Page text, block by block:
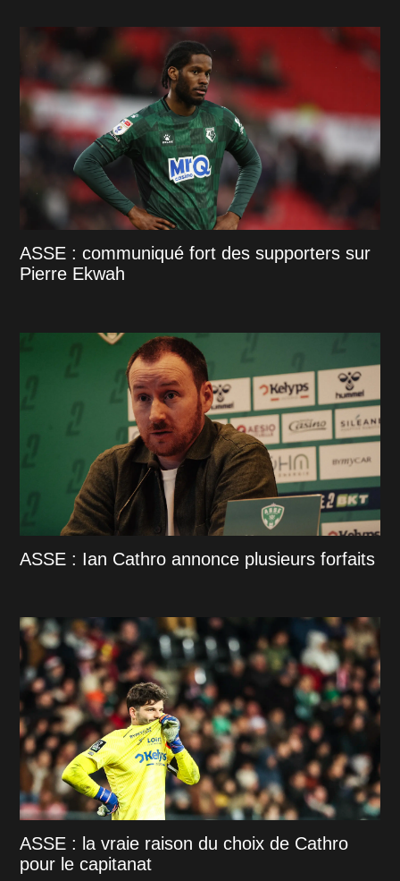
ASSE : communiqué fort des supporters sur
Pierre Ekwah
ASSE : Ian Cathro annonce plusieurs forfaits
ASSE : la vraie raison du choix de Cathro
pour le capitanat